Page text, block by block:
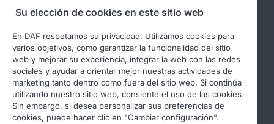
© 2026 DAF
Aviso legal
Declaración de privacidad
Su elección de cookies en este sitio web
En DAF respetamos su privacidad. Utilizamos cookies para
varios objetivos, como garantizar la funcionalidad del sitio
web y mejorar su experiencia, integrar la web con las redes
sociales y ayudar a orientar mejor nuestras actividades de
marketing tanto dentro como fuera del sitio web. Si continúa
utilizando nuestro sitio web, consiente el uso de las cookies.
Sin embargo, si desea personalizar sus preferencias de
cookies, puede hacer clic en "Cambiar configuración".